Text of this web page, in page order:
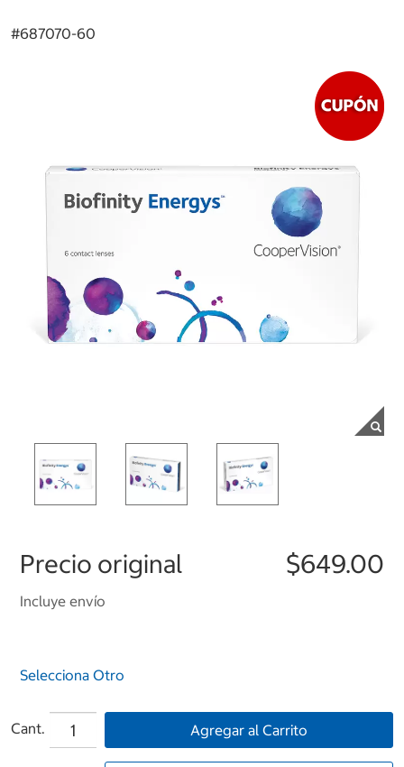
#687070-60
Precio original $649.00
Incluye envío
Selecciona Otro
Cant. Agregar al Carrito